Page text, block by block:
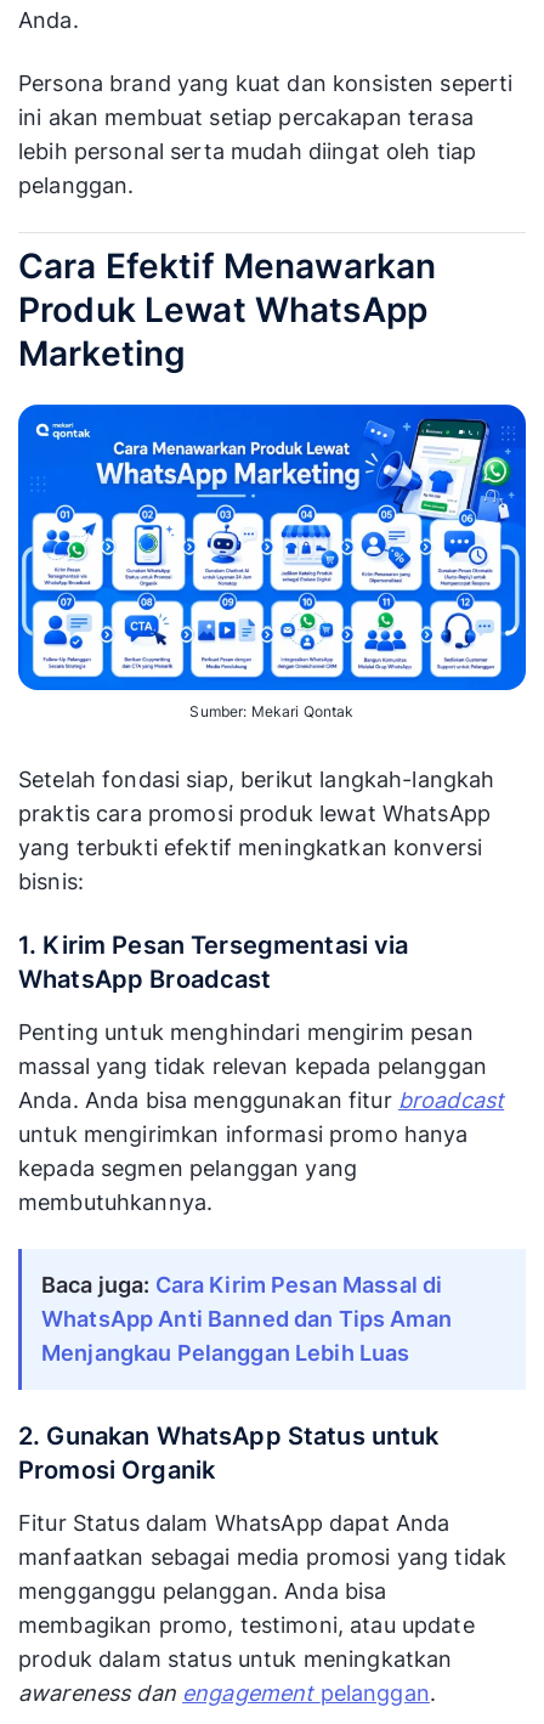
Anda.
Persona brand yang kuat dan konsisten seperti
ini akan membuat setiap percakapan terasa
lebih personal serta mudah diingat oleh tiap
pelanggan.
Cara Efektif Menawarkan
Produk Lewat WhatsApp
Marketing
Sumber: Mekari Qontak
Setelah fondasi siap, berikut langkah-langkah
praktis cara promosi produk lewat WhatsApp
yang terbukti efektif meningkatkan konversi
bisnis:
1. Kirim Pesan Tersegmentasi via
WhatsApp Broadcast
Penting untuk menghindari mengirim pesan
massal yang tidak relevan kepada pelanggan
Anda. Anda bisa menggunakan fitur broadcast
untuk mengirimkan informasi promo hanya
kepada segmen pelanggan yang
membutuhkannya.
Baca juga: Cara Kirim Pesan Massal di
WhatsApp Anti Banned dan Tips Aman
Menjangkau Pelanggan Lebih Luas
2. Gunakan WhatsApp Status untuk
Promosi Organik
Fitur Status dalam WhatsApp dapat Anda
manfaatkan sebagai media promosi yang tidak
mengganggu pelanggan. Anda bisa
membagikan promo, testimoni, atau update
produk dalam status untuk meningkatkan
awareness dan engagement pelanggan.